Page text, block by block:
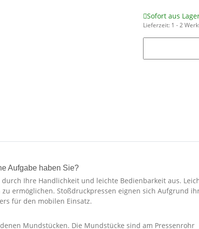
Sofort aus
Lieferzeit: 1 - 2
Aufgabe haben Sie?
Ihre Handlichkeit und leichte Bedienbarkeit aus.
ermöglichen. Stoßdruckpressen eignen sich Aufgrund
für den mobilen Einsatz.
Mundstücken. Die Mundstücke sind am Pressenrohr